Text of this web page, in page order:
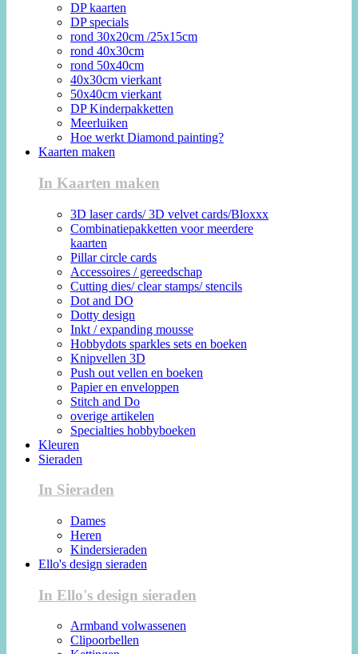
DP kaarten
DP specials
rond 30x20cm /25x15cm
rond 40x30cm
rond 50x40cm
40x30cm vierkant
50x40cm vierkant
DP Kinderpakketten
Meerluiken
Hoe werkt Diamond painting?
Kaarten maken
In Kaarten maken
3D laser cards/ 3D velvet cards/Bloxxx
Combinatiepakketten voor meerdere
kaarten
Pillar circle cards
Accessoires / gereedschap
Cutting dies/ clear stamps/ stencils
Dot and DO
Dotty design
Inkt / expanding mousse
Hobbydots sparkles sets en boeken
Knipvellen 3D
Push out vellen en boeken
Papier en enveloppen
Stitch and Do
overige artikelen
Specialties hobbyboeken
Kleuren
Sieraden
In Sieraden
Dames
Heren
Kindersieraden
Ello's design sieraden
In Ello's design sieraden
Armband volwassenen
Clipoorbellen